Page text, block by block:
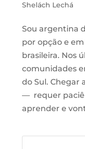
Shelách Lechá
Sou argentina
por opção e
brasileira. Nos
comunidades
do Sul. Chegar
— requer
aprender e